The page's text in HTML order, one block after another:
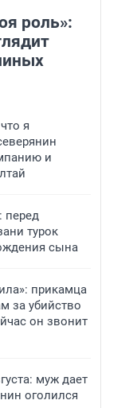
роль»:
я
и
перед
турок
сына
прикамца
за убийство
он звонит
муж дает
оголился